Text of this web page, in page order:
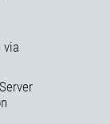
via